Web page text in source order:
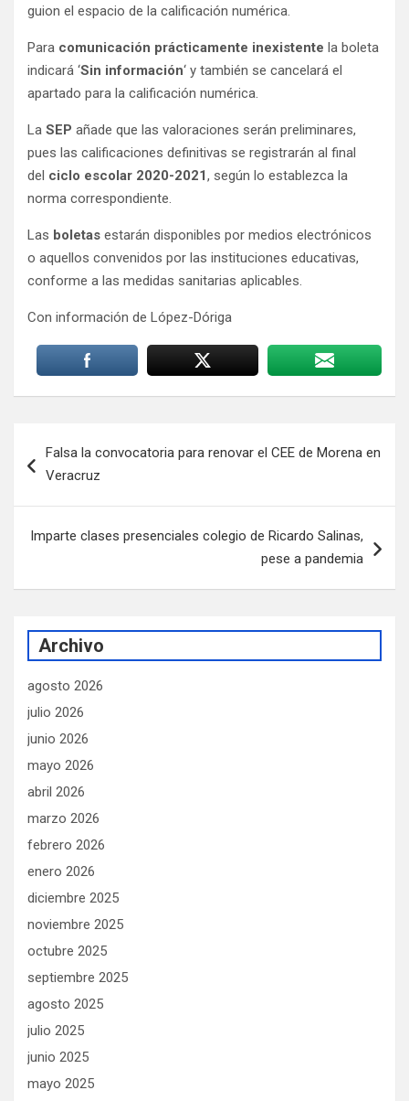
guion el espacio de la calificación numérica.
Para comunicación prácticamente inexistente la boleta
indicará ‘Sin información‘ y también se cancelará el
apartado para la calificación numérica.
La SEP añade que las valoraciones serán preliminares,
pues las calificaciones definitivas se registrarán al final
del ciclo escolar 2020-2021, según lo establezca la
norma correspondiente.
Las boletas estarán disponibles por medios electrónicos
o aquellos convenidos por las instituciones educativas,
conforme a las medidas sanitarias aplicables.
Con información de López-Dóriga
de
Falsa la convocatoria para renovar el CEE de Morena en
Veracruz
Imparte clases presenciales colegio de Ricardo Salinas,
pese a pandemia
Archivo
agosto 2026
julio 2026
junio 2026
mayo 2026
abril 2026
marzo 2026
febrero 2026
enero 2026
diciembre 2025
noviembre 2025
octubre 2025
septiembre 2025
agosto 2025
julio 2025
junio 2025
mayo 2025